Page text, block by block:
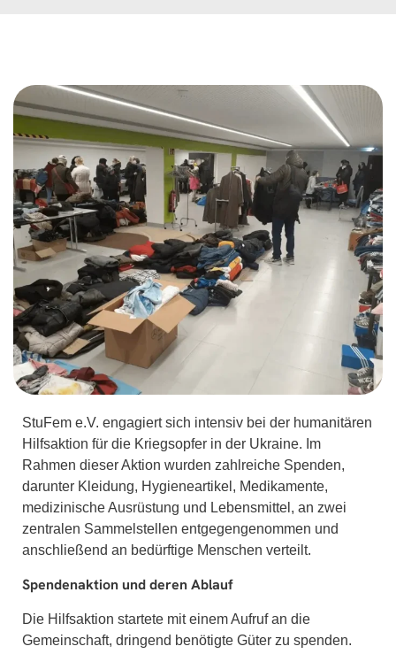
StuFem e.V. engagiert sich intensiv bei der humanitären
Hilfsaktion für die Kriegsopfer in der Ukraine. Im
Rahmen dieser Aktion wurden zahlreiche Spenden,
darunter Kleidung, Hygieneartikel, Medikamente,
medizinische Ausrüstung und Lebensmittel, an zwei
zentralen Sammelstellen entgegengenommen und
anschließend an bedürftige Menschen verteilt.
Spendenaktion und deren Ablauf
Die Hilfsaktion startete mit einem Aufruf an die
Gemeinschaft, dringend benötigte Güter zu spenden.